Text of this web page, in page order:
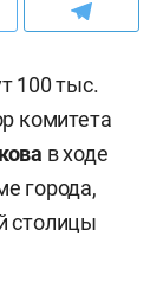
100 тыс.
комитета
в ходе
города,
столицы